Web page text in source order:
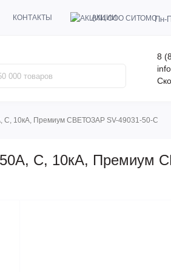
КОНТАКТЫ АКЦИИ Пн-
8
C, 10кА, Премиум СВЕТОЗАР SV-49031-50-C
50А, C, 10кА, Премиум